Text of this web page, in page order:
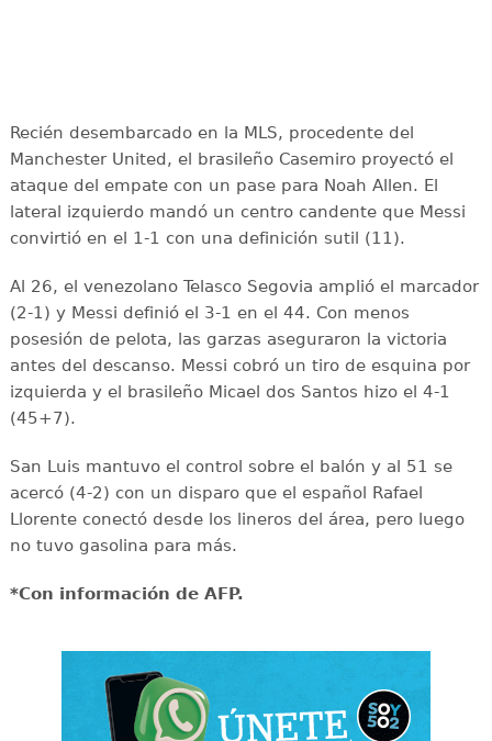
Recién desembarcado en la MLS, procedente del
Manchester United, el brasileño Casemiro proyectó el
ataque del empate con un pase para Noah Allen. El
lateral izquierdo mandó un centro candente que Messi
convirtió en el 1-1 con una definición sutil (11).
Al 26, el venezolano Telasco Segovia amplió el marcador
(2-1) y Messi definió el 3-1 en el 44. Con menos
posesión de pelota, las garzas aseguraron la victoria
antes del descanso. Messi cobró un tiro de esquina por
izquierda y el brasileño Micael dos Santos hizo el 4-1
(45+7).
San Luis mantuvo el control sobre el balón y al 51 se
acercó (4-2) con un disparo que el español Rafael
Llorente conectó desde los lineros del área, pero luego
no tuvo gasolina para más.
*Con información de AFP.